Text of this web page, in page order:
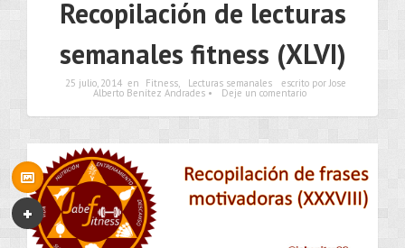
Recopilación de lecturas
semanales fitness (XLVI)
25 julio, 2014 en Fitness Lecturas semanales escrito por Jose
Alberto Benítez Andrades • Deje un comentario